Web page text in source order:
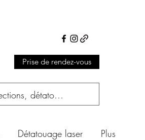
Prise de rendez-vous
Détatouage laser Plus